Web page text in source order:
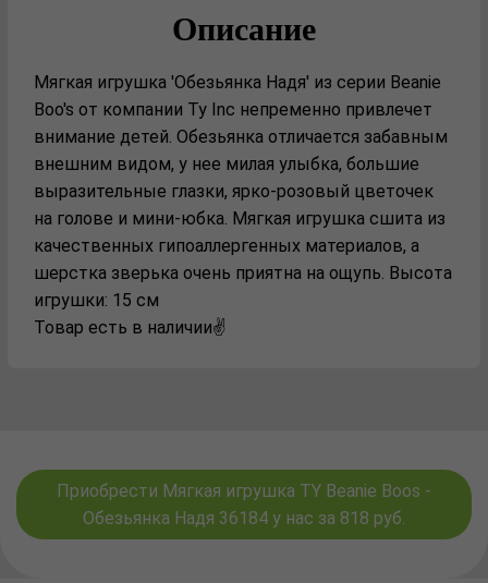
Описание
Мягкая игрушка 'Обезьянка Надя' из серии Beanie
Boo's от компании Ty Inc непременно привлечет
внимание детей. Обезьянка отличается забавным
внешним видом, у нее милая улыбка, большие
выразительные глазки, ярко-розовый цветочек
на голове и мини-юбка. Мягкая игрушка сшита из
качественных гипоаллергенных материалов, а
шерстка зверька очень приятна на ощупь. Высота
игрушки: 15 см
Товар есть в наличии✌️
Приобрести Мягкая игрушка TY Beanie Boos -
Обезьянка Надя 36184 у нас за 818 руб.